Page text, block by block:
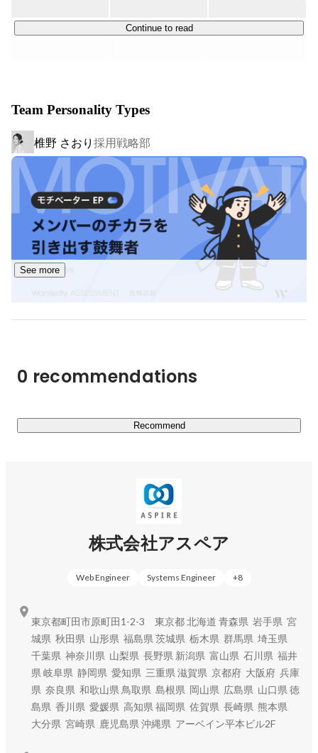
従業員のように参画して伴走します。
【共同企画開発】
他社のパートナーとして新たなWebサービス・既存サー
ビスのIT化などの共同企画開発をしています。弊社のノウ
ハウを活かして要件定義を共同で実施し、システム開発〜
プロモーションまで担当します。
▍今後の展望
『Webサービスのシステム開発においてオンリーワン企
業を目指す』
アスペアは創業から30年以上が経ちました。スタンドア
ロンで動くBtoBソフトの開発からスタートし、時代に合
これからさらに事業を拡大していく上で、「アスペアでよ
頼りにされる存在になりたいと考えています。そのために
は、お客様にとって特定の分野や技術で他にはない強みを
Continue to read
Team Personality Types
椎野 さおり 採用戦略部
See more
0 recommendations
Recommend
株式会社アスペア
Web Engineer Systems Engineer +8
東京都町田市原町田1-2-3 東京都 北海道 青森県 岩手県 宮
城県 秋田県 山形県 福島県 茨城県 栃木県 群馬県 埼玉県
千葉県 神奈川県 山梨県 長野県 新潟県 富山県 石川県 福井
県 岐阜県 静岡県 愛知県 三重県 滋賀県 京都府 大阪府 兵庫
県 奈良県 和歌山県 鳥取県 島根県 岡山県 広島県 山口県 徳
島県 香川県 愛媛県 高知県 福岡県 佐賀県 長崎県 熊本県
大分県 宮崎県 鹿児島県 沖縄県 アーベイン平本ビル2F